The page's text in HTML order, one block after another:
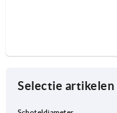
Selectie artikelen